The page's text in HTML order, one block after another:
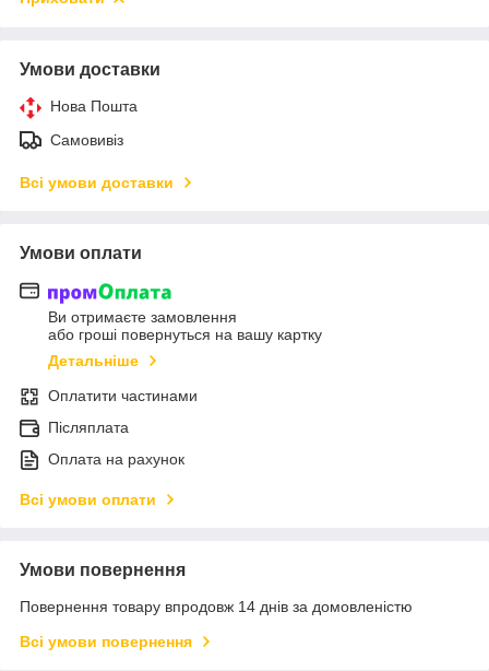
Умови доставки
Нова Пошта
Самовивіз
Всі умови доставки
Умови оплати
Ви отримаєте замовлення
або гроші повернуться на вашу картку
Детальніше
Оплатити частинами
Післяплата
Оплата на рахунок
Всі умови оплати
Умови повернення
Повернення товару впродовж 14 днів за домовленістю
Всі умови повернення